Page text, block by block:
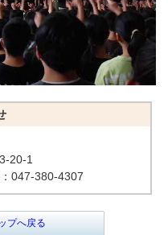
20-1
047-380-4307
プへ戻る